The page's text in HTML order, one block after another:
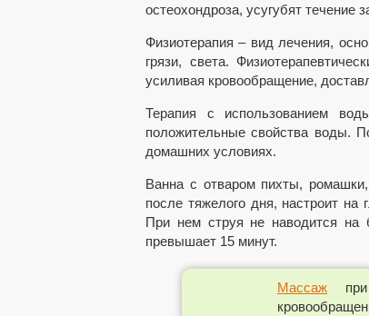
остеохондроза, усугубят течение
Физиотерапия – вид лечения,
грязи, света.
усиливая кровообращение,
Терапия с использованием
положительные свойства воды.
домашних условиях.
Ванна с отваром пихты,
после тяжелого дня, настроит
При нем струя не наводится на
превышает 15 минут.
Массаж при